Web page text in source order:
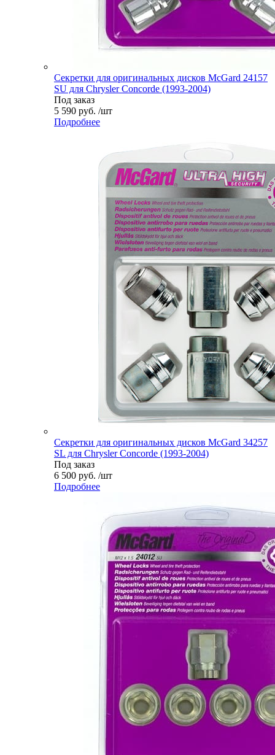
Секретки для оригинальных дисков McGard 24157
SU для Chrysler Concorde (1993-2004)
Под заказ
5 590 руб. /шт
Подробнее
Секретки для оригинальных дисков McGard 34257
SL для Chrysler Concorde (1993-2004)
Под заказ
6 500 руб. /шт
Подробнее